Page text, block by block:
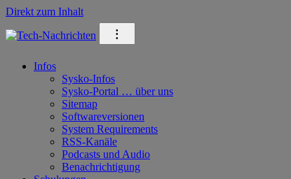
Direkt zum Inhalt
⁝
Infos
Sysko-Infos
Sysko-Portal … über uns
Sitemap
Softwareversionen
System Requirements
RSS-Kanäle
Podcasts und Audio
Benachrichtigung